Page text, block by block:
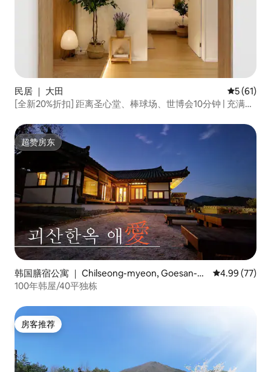
民居 ｜ 大田 平均评分
5 (61)
[全新20%折扣] 距离圣心堂、棒球场、世博会10分钟 | 充满情
超赞房东
超赞房东
韩国膳宿公寓 ｜ Chilseong-myeon, Goesan-gu
n
平均评分
4.99 (77)
100年韩屋/40平独栋
房客推荐
房客推荐